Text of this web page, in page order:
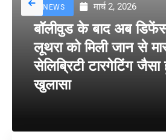
NEWS मार्च 2, 2026
बॉलीवुड के बाद अब
लूथरा को मिली जान से
सेलिब्रिटी टारगेटिंग
खुलासा